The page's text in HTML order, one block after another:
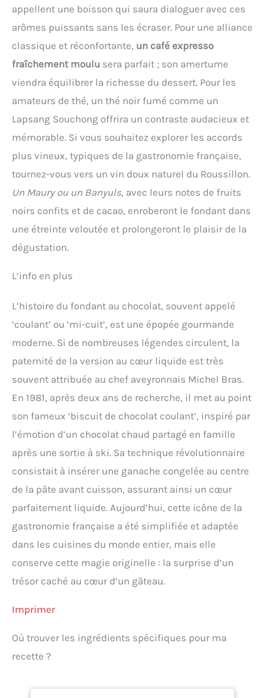
appellent une boisson qui saura dialoguer avec ces
arômes puissants sans les écraser. Pour une alliance
classique et réconfortante, un café expresso
fraîchement moulu sera parfait ; son amertume
viendra équilibrer la richesse du dessert. Pour les
amateurs de thé, un thé noir fumé comme un
Lapsang Souchong offrira un contraste audacieux et
mémorable. Si vous souhaitez explorer les accords
plus vineux, typiques de la gastronomie française,
tournez-vous vers un vin doux naturel du Roussillon.
Un Maury ou un Banyuls, avec leurs notes de fruits
noirs confits et de cacao, enroberont le fondant dans
une étreinte veloutée et prolongeront le plaisir de la
dégustation.
L’info en plus
L’histoire du fondant au chocolat, souvent appelé
‘coulant’ ou ‘mi-cuit’, est une épopée gourmande
moderne. Si de nombreuses légendes circulent, la
paternité de la version au cœur liquide est très
souvent attribuée au chef aveyronnais Michel Bras.
En 1981, après deux ans de recherche, il met au point
son fameux ‘biscuit de chocolat coulant’, inspiré par
l’émotion d’un chocolat chaud partagé en famille
après une sortie à ski. Sa technique révolutionnaire
consistait à insérer une ganache congelée au centre
de la pâte avant cuisson, assurant ainsi un cœur
parfaitement liquide. Aujourd’hui, cette icône de la
gastronomie française a été simplifiée et adaptée
dans les cuisines du monde entier, mais elle
conserve cette magie originelle : la surprise d’un
trésor caché au cœur d’un gâteau.
Imprimer
Où trouver les ingrédients spécifiques pour ma
recette ?